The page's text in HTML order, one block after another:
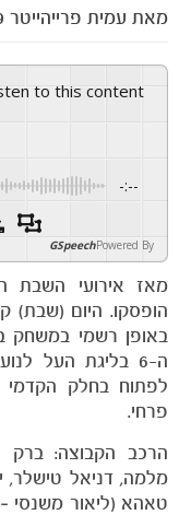
מאת עמית פרייהייטר 9
to this content
-:--
Powered By
GSpeech
הופסקו. היום (שבת)
באופן רשמי במשחק
ה-6 בליגת העל
לפתוח בחלק הקדמי
פרחי.
הרכב הקבוצה: ברק